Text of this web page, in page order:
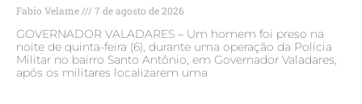
Fabio Velame 7 de agosto de 2026
GOVERNADOR VALADARES – Um homem foi preso na
noite de quinta-feira (6), durante uma operação da Polícia
Militar no bairro Santo Antônio, em Governador Valadares,
após os militares localizarem uma